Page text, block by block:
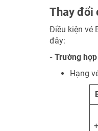
Thay đổi
Điều kiện vé
đây:
- Trường
Hạng